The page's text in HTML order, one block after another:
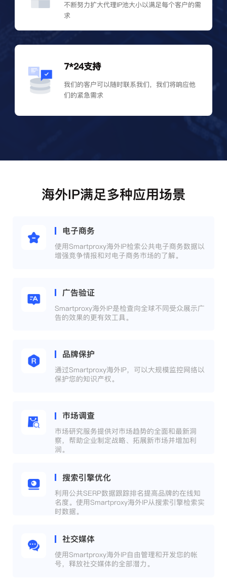
不断努力扩大代理IP池大小以满足每个客户的需
求
7*24支持
我们的客户可以随时联系我们，我们将响应他
们的紧急需求
海外IP满足多种应用场景
电子商务
使用Smartproxy海外IP检索公共电子商务数据以
增强竞争情报和对电子商务市场的了解。
广告验证
Smartproxy海外IP是检查向全球不同受众展示广
告的效果的更有效工具。
品牌保护
通过Smartproxy海外IP，可以大规模监控网络以
保护您的知识产权。
市场调查
市场研究服务提供对市场趋势的全面和最新洞
察，帮助企业制定战略、拓展新市场并增加利
润。
搜索引擎优化
利用公共SERP数据跟踪排名提高品牌的在线知
名度。使用Smartproxy海外IP从搜索引擎检索实
时数据。
社交媒体
使用Smartproxy海外IP自由管理和开发您的帐
号，释放社交媒体的全部潜力。